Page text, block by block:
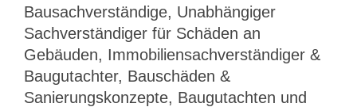
Bausachverständige, Unabhängiger
Sachverständiger für Schäden an
Gebäuden, Immobiliensachverständiger &
Baugutachter, Bauschäden &
Sanierungskonzepte, Baugutachten und